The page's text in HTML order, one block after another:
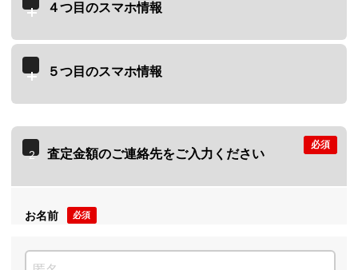
４つ目のスマホ情報
５つ目のスマホ情報
2 査定金額のご連絡先をご入力ください
必須
お名前 必須